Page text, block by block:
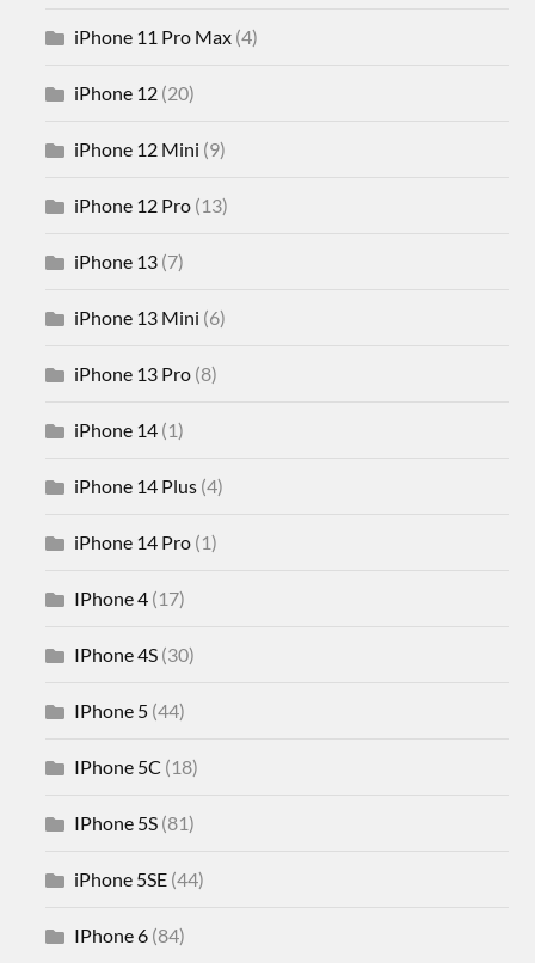
iPhone 11 Pro Max (4)
iPhone 12 (20)
iPhone 12 Mini (9)
iPhone 12 Pro (13)
iPhone 13 (7)
iPhone 13 Mini (6)
iPhone 13 Pro (8)
iPhone 14 (1)
iPhone 14 Plus (4)
iPhone 14 Pro (1)
IPhone 4 (17)
IPhone 4S (30)
IPhone 5 (44)
IPhone 5C (18)
IPhone 5S (81)
iPhone 5SE (44)
IPhone 6 (84)